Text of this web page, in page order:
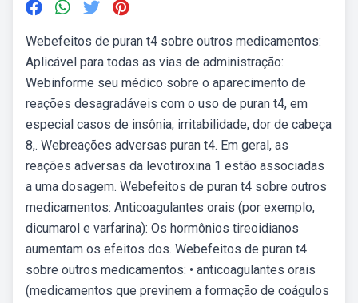
Webefeitos de puran t4 sobre outros medicamentos:
Aplicável para todas as vias de administração:
Webinforme seu médico sobre o aparecimento de
reações desagradáveis com o uso de puran t4, em
especial casos de insônia, irritabilidade, dor de cabeça
8,. Webreações adversas puran t4. Em geral, as
reações adversas da levotiroxina 1 estão associadas
a uma dosagem. Webefeitos de puran t4 sobre outros
medicamentos: Anticoagulantes orais (por exemplo,
dicumarol e varfarina): Os hormônios tireoidianos
aumentam os efeitos dos. Webefeitos de puran t4
sobre outros medicamentos: • anticoagulantes orais
(medicamentos que previnem a formação de coágulos